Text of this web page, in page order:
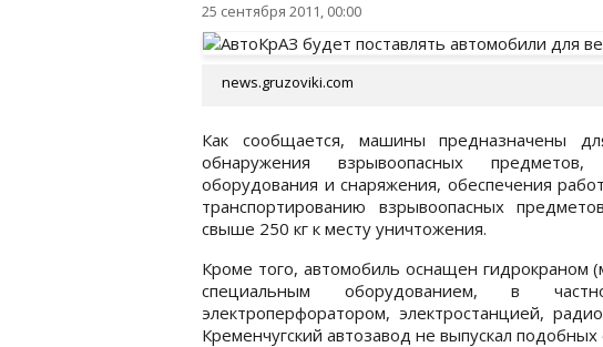
25 сентября 2011, 00:00
news.gruzoviki.com
Как сообщается, машины предназначены
обнаружения взрывоопасных предметов,
оборудования и снаряжения, обеспечения
транспортированию взрывоопасных
свыше 250 кг к месту уничтожения.
Кроме того, автомобиль оснащен гидрокраном
специальным оборудованием, в
электроперфоратором, электростанцией,
Кременчугский автозавод не выпускал